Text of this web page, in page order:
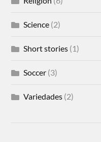
Science (2)
Short stories (1)
Soccer (3)
Variedades (2)